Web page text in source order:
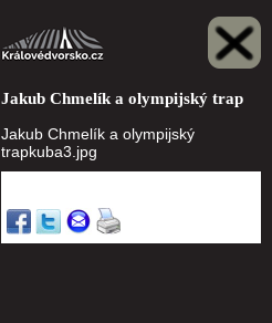
Jakub Chmelík a olympijský trap
Jakub Chmelík a olympijský
trapkuba3.jpg